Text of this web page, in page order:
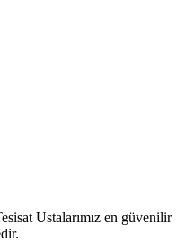
Ustalarımız en güvenilir